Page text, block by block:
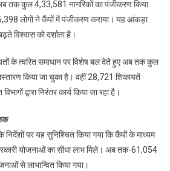
तक कुल 4,33,581 नागरिकों का पंजीकरण किया
लोगों ने कैंपों में पंजीकरण कराया। यह आंकड़ा
विश्वास को दर्शाता है।
के त्वरित समाधान पर विशेष बल देते हुए अब तक कुल
किया जा चुका है। वहीं 28,721 शिकायतें
द्वारा निरंतर कार्य किया जा रहा है।
निर्देशों पर यह सुनिश्चित किया गया कि कैंपों के माध्यम
सरकारी योजनाओं का सीधा लाभ मिले। अब तक-61,054
से लाभान्वित किया गया।